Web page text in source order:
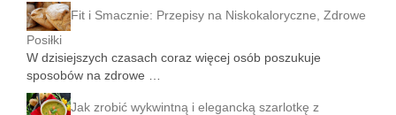
Fit i Smacznie: Przepisy na Niskokaloryczne, Zdrowe
Posiłki
W dzisiejszych czasach coraz więcej osób poszukuje
sposobów na zdrowe …
Jak zrobić wykwintną i elegancką szarlotkę z